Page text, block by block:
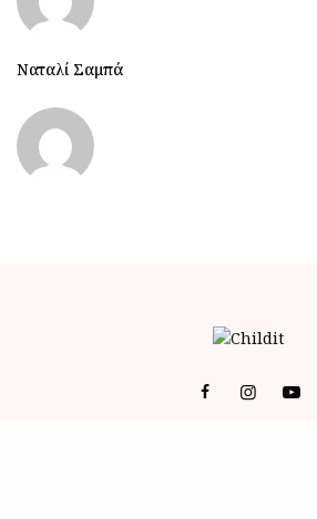
Ναταλί Σαμπά